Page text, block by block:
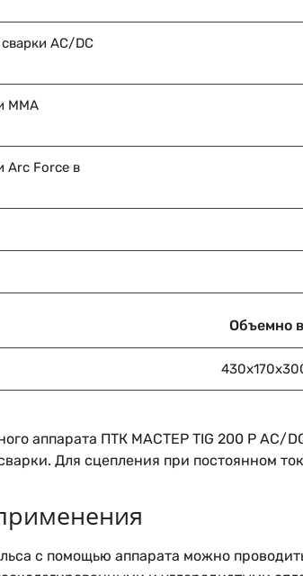
AC/DC
MMA
Arc Force в
Объемно
аппарата ПТК МАСТЕР TIG 200 P AC/
Для сцепления при постоянном
с помощью аппарата можно